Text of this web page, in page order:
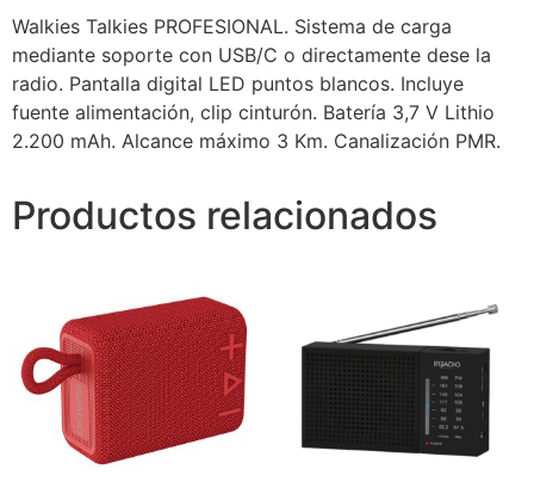
Walkies Talkies PROFESIONAL. Sistema de carga
mediante soporte con USB/C o directamente dese la
radio. Pantalla digital LED puntos blancos. Incluye
fuente alimentación, clip cinturón. Batería 3,7 V Lithio
2.200 mAh. Alcance máximo 3 Km. Canalización PMR.
Productos relacionados